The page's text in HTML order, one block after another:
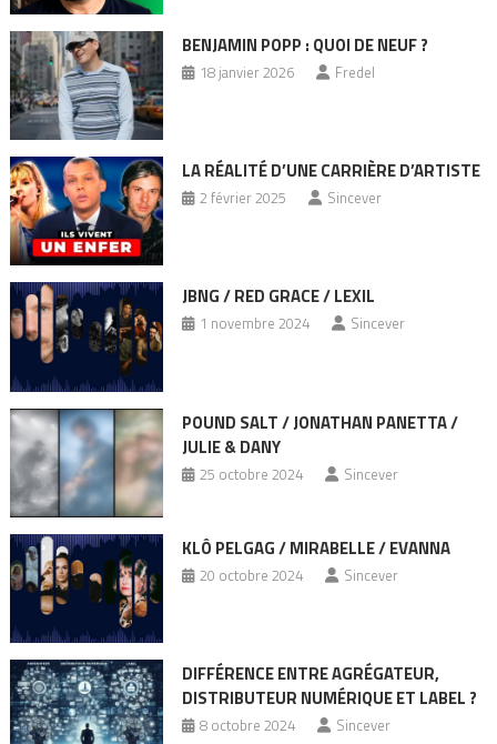
BENJAMIN POPP : QUOI DE NEUF ?
18 janvier 2026 Fredel
LA RÉALITÉ D’UNE CARRIÈRE D’ARTISTE
2 février 2025 Sincever
JBNG / RED GRACE / LEXIL
1 novembre 2024 Sincever
POUND SALT / JONATHAN PANETTA /
JULIE & DANY
25 octobre 2024 Sincever
KLÔ PELGAG / MIRABELLE / EVANNA
20 octobre 2024 Sincever
DIFFÉRENCE ENTRE AGRÉGATEUR,
DISTRIBUTEUR NUMÉRIQUE ET LABEL ?
8 octobre 2024 Sincever